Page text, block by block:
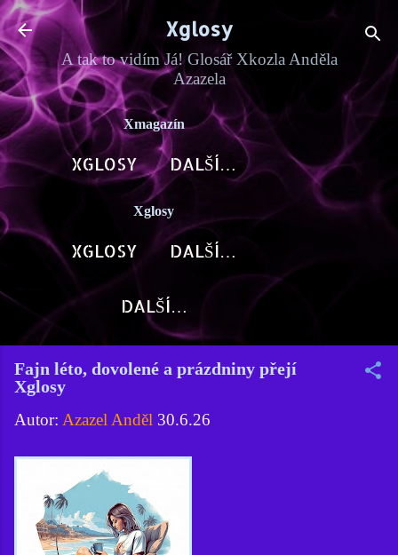
Přeskočit na hlavní obsah
Xglosy
A tak to vidím Já! Glosář Xkozla Anděla
Azazela
Xmagazín
XGLOSY DALŠÍ…
Xglosy
XGLOSY DALŠÍ…
DALŠÍ…
Fajn léto, dovolené a prázdniny přejí
Xglosy
Autor: Azazel Anděl 30.6.26